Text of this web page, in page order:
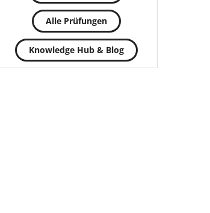
Alle Prüfungen
Knowledge Hub & Blog